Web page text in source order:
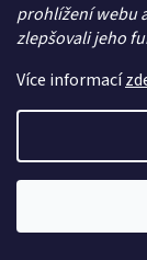
prohlížení webu
zlepšovali jeho
Více informací
Průměrné
produktu
je
z
5
3 553 Kč bez DPH
4 299 Kč
Univerzální
ovládat a